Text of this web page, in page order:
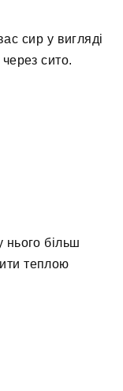
сир у вигляді
сито.
нього більш
теплою